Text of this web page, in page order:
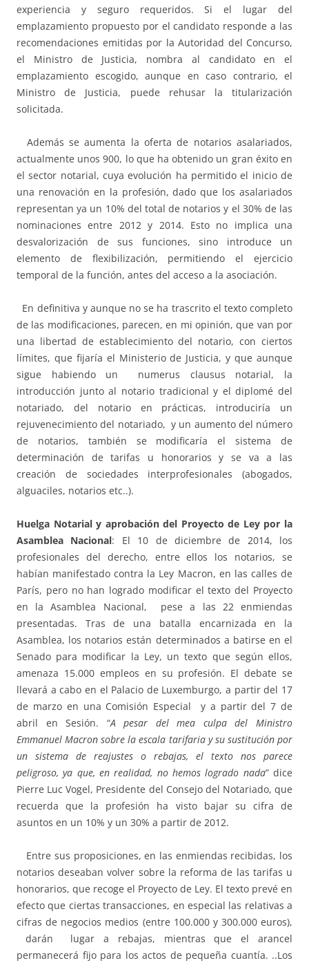
experiencia y seguro requeridos. Si el lugar del
emplazamiento propuesto por el candidato responde a las
recomendaciones emitidas por la Autoridad del Concurso,
el Ministro de Justicia, nombra al candidato en el
emplazamiento escogido, aunque en caso contrario, el
Ministro de Justicia, puede rehusar la titularización
solicitada.
Además se aumenta la oferta de notarios asalariados,
actualmente unos 900, lo que ha obtenido un gran éxito en
el sector notarial, cuya evolución ha permitido el inicio de
una renovación en la profesión, dado que los asalariados
representan ya un 10% del total de notarios y el 30% de las
nominaciones entre 2012 y 2014. Esto no implica una
desvalorización de sus funciones, sino introduce un
elemento de flexibilización, permitiendo el ejercicio
temporal de la función, antes del acceso a la asociación.
En definitiva y aunque no se ha trascrito el texto completo
de las modificaciones, parecen, en mi opinión, que van por
una libertad de establecimiento del notario, con ciertos
límites, que fijaría el Ministerio de Justicia, y que aunque
sigue habiendo un numerus clausus notarial, la
introducción junto al notario tradicional y el diplomé del
notariado, del notario en prácticas, introduciría un
rejuvenecimiento del notariado, y un aumento del número
de notarios, también se modificaría el sistema de
determinación de tarifas u honorarios y se va a las
creación de sociedades interprofesionales (abogados,
alguaciles, notarios etc..).
Huelga Notarial y aprobación del Proyecto de Ley por la
Asamblea Nacional: El 10 de diciembre de 2014, los
profesionales del derecho, entre ellos los notarios, se
habían manifestado contra la Ley Macron, en las calles de
París, pero no han logrado modificar el texto del Proyecto
en la Asamblea Nacional, pese a las 22 enmiendas
presentadas. Tras de una batalla encarnizada en la
Asamblea, los notarios están determinados a batirse en el
Senado para modificar la Ley, un texto que según ellos,
amenaza 15.000 empleos en su profesión. El debate se
llevará a cabo en el Palacio de Luxemburgo, a partir del 17
de marzo en una Comisión Especial y a partir del 7 de
abril en Sesión. “A pesar del mea culpa del Ministro
Emmanuel Macron sobre la escala tarifaria y su sustitución por
un sistema de reajustes o rebajas, el texto nos parece
peligroso, ya que, en realidad, no hemos logrado nada” dice
Pierre Luc Vogel, Presidente del Consejo del Notariado, que
recuerda que la profesión ha visto bajar su cifra de
asuntos en un 10% y un 30% a partir de 2012.
Entre sus proposiciones, en las enmiendas recibidas, los
notarios deseaban volver sobre la reforma de las tarifas u
honorarios, que recoge el Proyecto de Ley. El texto prevé en
efecto que ciertas transacciones, en especial las relativas a
cifras de negocios medios (entre 100.000 y 300.000 euros),
darán lugar a rebajas, mientras que el arancel
permanecerá fijo para los actos de pequeña cuantía. ..Los